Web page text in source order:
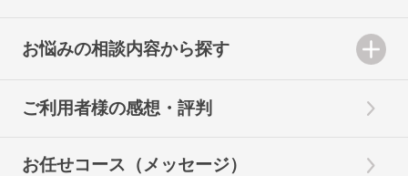
お悩みの相談内容から探す
ご利用者様の感想・評判
お任せコース（メッセージ）